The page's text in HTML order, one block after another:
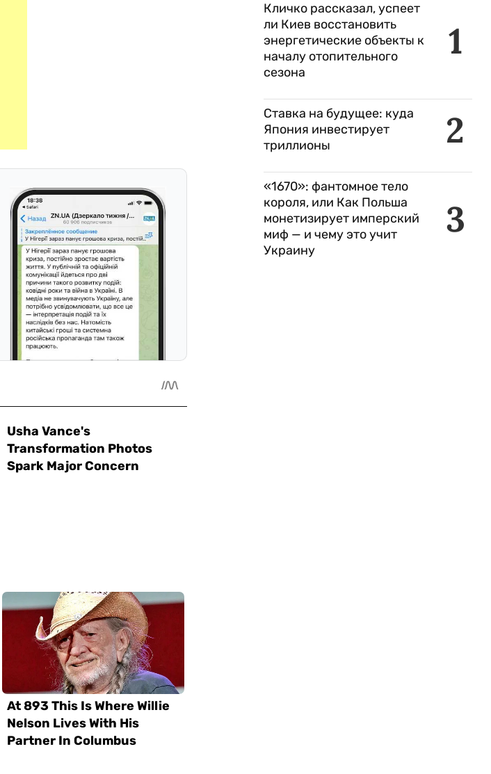
1
Кличко рассказал, успеет
ли Киев восстановить
энергетические объекты к
началу отопительного
сезона
2
Ставка на будущее: куда
Япония инвестирует
триллионы
3
«1670»: фантомное тело
короля, или Как Польша
монетизирует имперский
миф — и чему это учит
Украину